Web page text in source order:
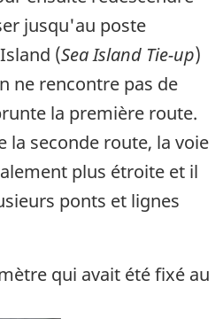
jusqu'au poste
(Sea Island Tie-up)
ne rencontre pas de
la première route.
la seconde route, la voie
plus étroite et il
ponts et lignes
qui avait été fixé au